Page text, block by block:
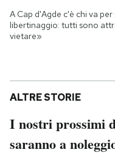
A Cap d'Agde c'è chi va
libertinaggio: tutti sono
vietare»
ALTRE STORIE
I nostri prossimi
saranno a